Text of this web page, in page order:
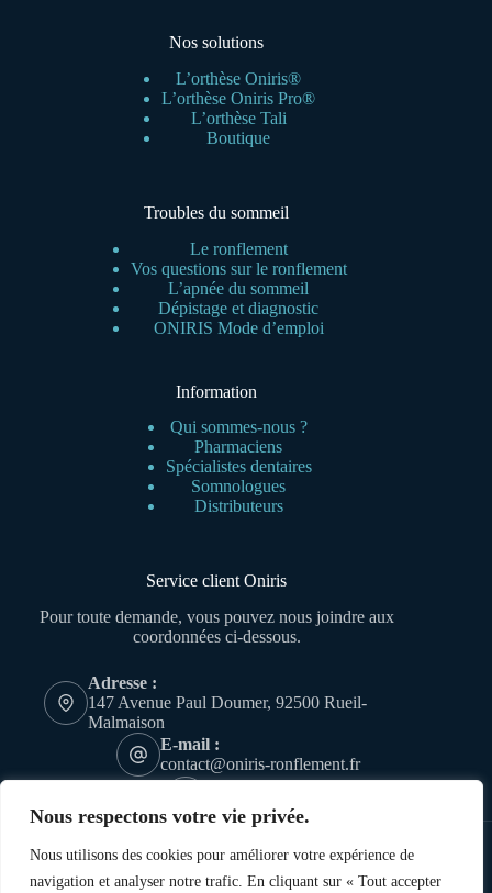
Nous respectons votre vie privée.
Nous utilisons des cookies pour améliorer votre expérience de
navigation et analyser notre trafic. En cliquant sur « Tout accepter
Nos solutions
L’orthèse Oniris®
L’orthèse Oniris Pro®
L’orthèse Tali
Boutique
Troubles du sommeil
Le ronflement
Vos questions sur le ronflement
L’apnée du sommeil
Dépistage et diagnostic
ONIRIS Mode d’emploi
Information
Qui sommes-nous ?
Pharmaciens
Spécialistes dentaires
Somnologues
Distributeurs
Service client Oniris
Pour toute demande, vous pouvez nous joindre aux
coordonnées ci-dessous.
Adresse :
147 Avenue Paul Doumer, 92500 Rueil-
Malmaison
E-mail :
contact@oniris-ronflement.fr
01 47 16 17 17